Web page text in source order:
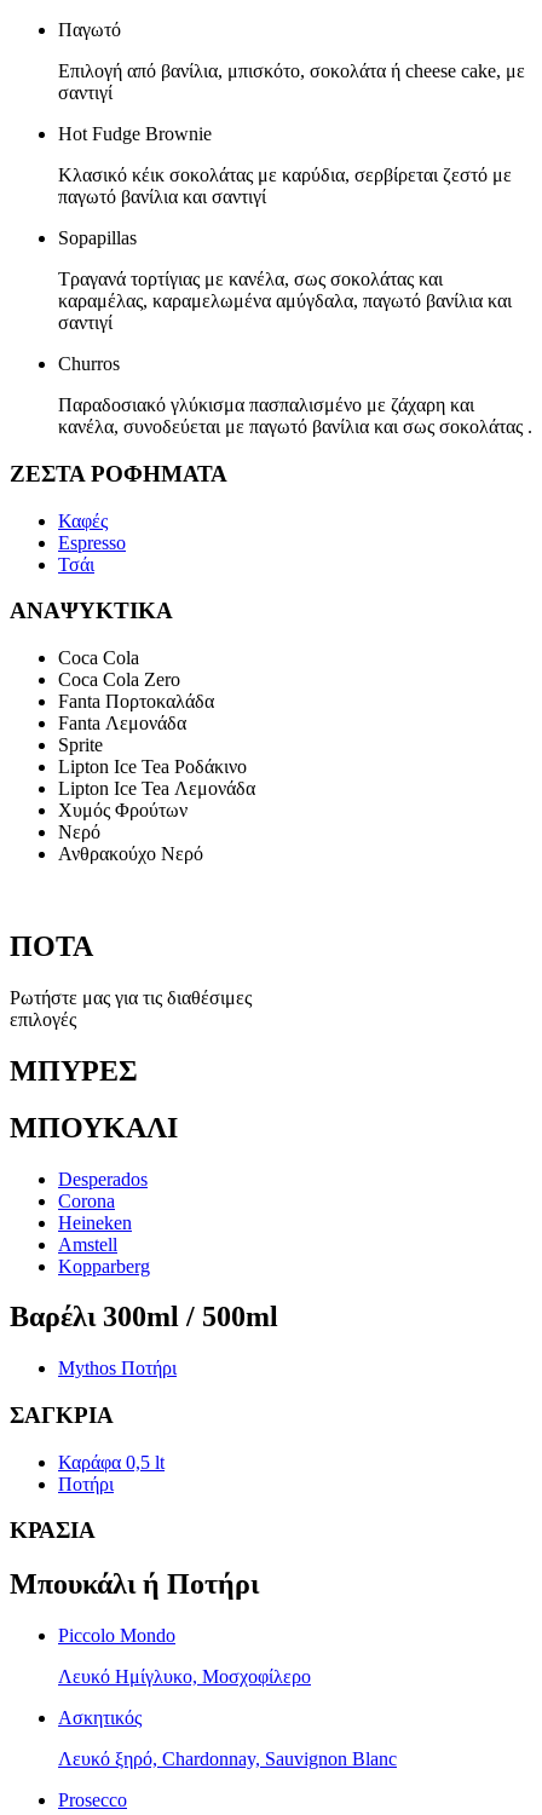
Παγωτό
Επιλογή από βανίλια, μπισκότο, σοκολάτα ή cheese cake, με
σαντιγί
Hot Fudge Brownie
Κλασικό κέικ σοκολάτας με καρύδια, σερβίρεται ζεστό με
παγωτό βανίλια και σαντιγί
Sopapillas
Τραγανά τορτίγιας με κανέλα, σως σοκολάτας και
καραμέλας, καραμελωμένα αμύγδαλα, παγωτό βανίλια και
σαντιγί
Churros
Παραδοσιακό γλύκισμα πασπαλισμένο με ζάχαρη και
κανέλα, συνοδεύεται με παγωτό βανίλια και σως σοκολάτας .
ΖΕΣΤΑ ΡΟΦΗΜΑΤΑ
Καφές
Espresso
Τσάι
ΑΝΑΨΥΚΤΙΚΑ
Coca Cola
Coca Cola Zero
Fanta Πορτοκαλάδα
Fanta Λεμονάδα
Sprite
Lipton Ice Tea Ροδάκινο
Lipton Ice Tea Λεμονάδα
Χυμός Φρούτων
Νερό
Ανθρακούχο Νερό
ΠΟΤΑ
Ρωτήστε μας για τις διαθέσιμες
επιλογές
ΜΠΥΡΕΣ
ΜΠΟΥΚΑΛΙ
Desperados
Corona
Heineken
Amstell
Kopparberg
Βαρέλι 300ml / 500ml
Mythos Ποτήρι
ΣΑΓΚΡΙΑ
Καράφα 0,5 lt
Ποτήρι
ΚΡΑΣΙΑ
Mπουκάλι ή Ποτήρι
Piccolo Mondo
Λευκό Ημίγλυκο, Μοσχοφίλερο
Ασκητικός
Λευκό ξηρό, Chardonnay, Sauvignon Blanc
Prosecco